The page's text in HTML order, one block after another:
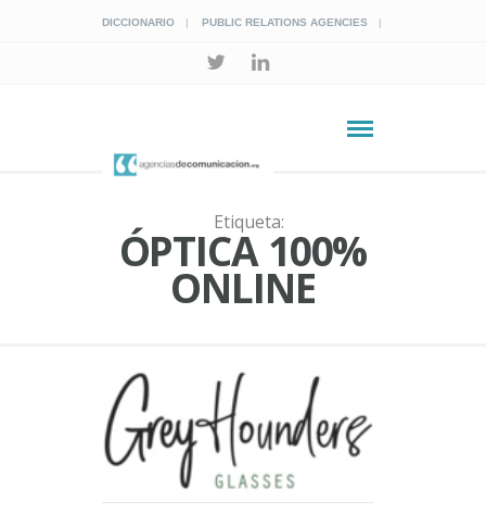
DICCIONARIO PUBLIC RELATIONS AGENCIES
Etiqueta:
ÓPTICA 100%
ONLINE